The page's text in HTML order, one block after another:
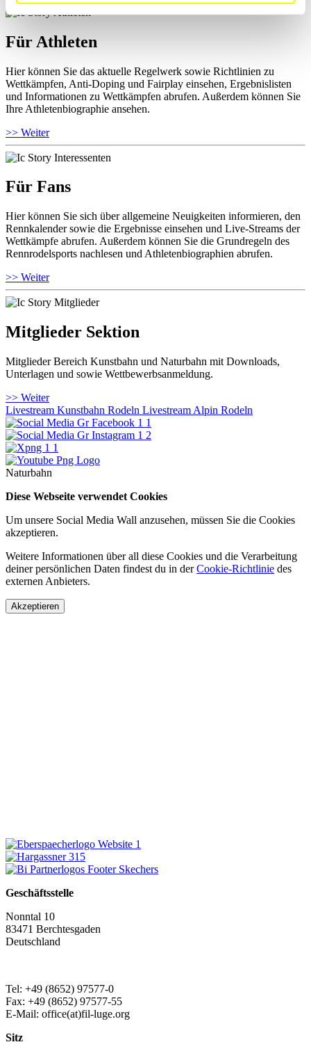
Für Athleten
Hier können Sie das aktuelle Regelwerk sowie Richtlinien zu
Wettkämpfen, Anti-Doping und Fairplay einsehen, Ergebnislisten
und Informationen zu Wettkämpfen abrufen. Außerdem können Sie
Ihre Athletenbiographie ansehen.
>> Weiter
Für Fans
Hier können Sie sich über allgemeine Neuigkeiten informieren, den
Rennkalender sowie die Ergebnisse einsehen und Live-Streams der
Wettkämpfe abrufen. Außerdem können Sie die Grundregeln des
Rennrodelsports nachlesen und Athletenbiographien abrufen.
>> Weiter
Mitglieder Sektion
Mitglieder Bereich Kunstbahn und Naturbahn mit Downloads,
Unterlagen und sowie Wettbewerbsanmeldung.
>> Weiter
Livestream Kunstbahn Rodeln Livestream Alpin Rodeln
Naturbahn
Diese Webseite verwendet Cookies
Um unsere Social Media Wall anzusehen, müssen Sie die Cookies
akzeptieren.
Weitere Informationen über all diese Cookies und die Verarbeitung
deiner persönlichen Daten findest du in derCookie-Richtlinie des
externen Anbieters.
Akzeptieren
Geschäftsstelle
Nonntal 10
83471 Berchtesgaden
Deutschland
Tel: +49 (8652) 97577-0
Fax: +49 (8652) 97577-55
E-Mail: office(at)fil-luge.org
Sitz